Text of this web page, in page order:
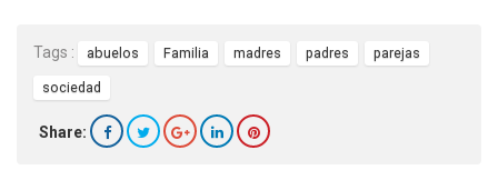
Tags : abuelos Familia madres padres parejas
sociedad
Share: